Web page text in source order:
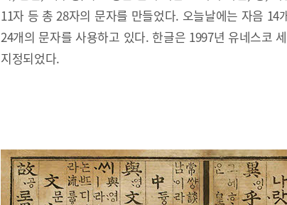
11자 등 총 28자의 문자를 만들었다. 오늘날에는 자음 14
24개의 문자를 사용하고 있다. 한글은 1997년 유네스코
지정되었다.